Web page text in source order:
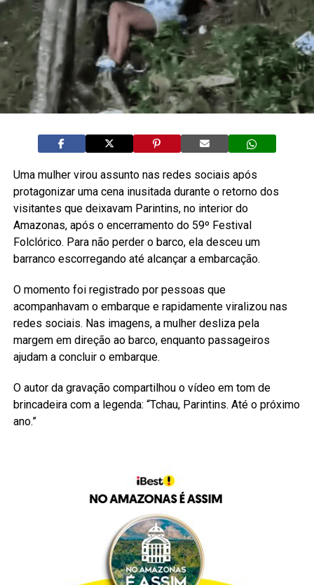
Uma mulher virou assunto nas redes sociais após
protagonizar uma cena inusitada durante o retorno dos
visitantes que deixavam Parintins, no interior do
Amazonas, após o encerramento do 59º Festival
Folclórico. Para não perder o barco, ela desceu um
barranco escorregando até alcançar a embarcação.
O momento foi registrado por pessoas que
acompanhavam o embarque e rapidamente viralizou nas
redes sociais. Nas imagens, a mulher desliza pela
margem em direção ao barco, enquanto passageiros
ajudam a concluir o embarque.
O autor da gravação compartilhou o vídeo em tom de
brincadeira com a legenda: “Tchau, Parintins. Até o próximo
ano.”